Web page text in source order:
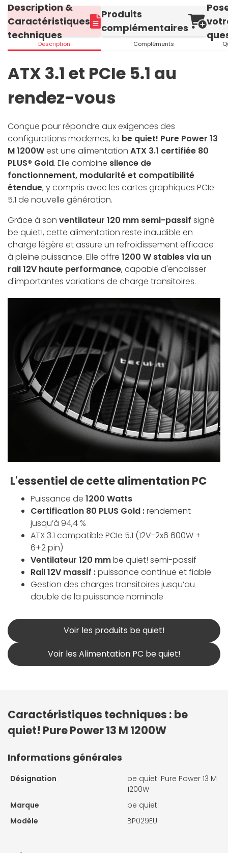
Description &
Caractéristiques
techniques
Description
Produits
complémentaires
Compléments
ATX 3.1 et PCIe 5.1 au
rendez-vous
Conçue pour répondre aux exigences des
configurations modernes, la be quiet! Pure Power 13
M 1200West une alimentation ATX 3.1 certifiée 80
PLUS® Gold. Elle combine silence de
fonctionnement, modularité et compatibilité
étendue, y compris avec les cartes graphiques PCIe
5.1 de nouvelle génération.
Grâce à son ventilateur 120 mm semi-passif signé
be quiet!, cette alimentation reste inaudible en
charge légère et assure un refroidissement efficace
à pleine puissance. Elle offre 1200 W stables via un
rail 12V haute performance, capable d'encaisser
d'importantes variations de charge transitoires.
L'essentiel de cette alimentation PC
Puissance de 1200 Watts
Certification 80 PLUS Gold :rendement
jusqu’à 94,4 %
ATX 3.1 compatible PCIe 5.1 (12V-2x6 600W +
6+2 pin)
Ventilateur 120 mmbe quiet! semi-passif
Rail 12V massif :puissance continue et fiable
Gestion des charges transitoires jusqu’au
double de la puissance nominale
Voir les produits be quiet!
Voir les Alimentation PC be quiet!
Caractéristiques techniques : be
quiet! Pure Power 13 M 1200W
Informations générales
Désignation
be quiet! Pure Power 13 M
1200W
Marque
be quiet!
Modèle
BP029EU